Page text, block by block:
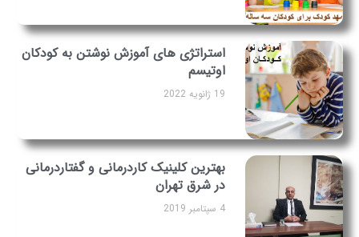
استراتژی های آموزش نوشتن به کودکان
اوتیسم
19 ژانویه 2022
بهترین کلینیک کاردرمانی و گفتاردرمانی
در شرق تهران
4 سپتامبر 2019